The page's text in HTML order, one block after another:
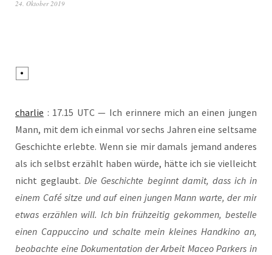
24. Oktober 2019
char­lie : 17.15 UTC — Ich erin­ne­re mich an einen jun­gen
Mann, mit dem ich ein­mal vor sechs Jah­ren eine selt­sa­me
Geschich­te erleb­te. Wenn sie mir damals jemand ande­res
als ich selbst erzählt haben wür­de, hät­te ich sie viel­leicht
nicht geglaubt.Die Geschich­te beginnt damit, dass ich in
einem Café sit­ze und auf einen jun­gen Mann war­te, der mir
etwas erzäh­len will. Ich bin früh­zei­tig gekom­men, bestel­le
einen Cap­puc­ci­no und schal­te mein klei­nes Hand­ki­no an,
beob­ach­te eine Doku­men­ta­ti­on der Arbeit Maceo Par­kers in